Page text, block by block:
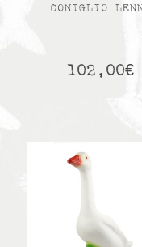
CONIGLIO
102,00€